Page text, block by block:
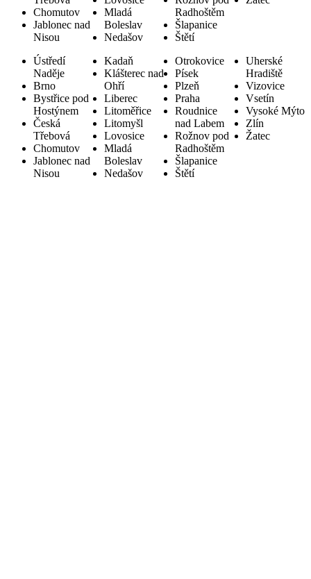
Chomutov
Jablonec nad
Nisou
Mladá
Boleslav
Nedašov
Radhoštěm
Šlapanice
Štětí
Ústředí
Naděje
Brno
Bystřice pod
Hostýnem
Česká
Třebová
Chomutov
Jablonec nad
Nisou
Kadaň
Klášterec nad
Ohří
Liberec
Litoměřice
Litomyšl
Lovosice
Mladá
Boleslav
Nedašov
Otrokovice
Písek
Plzeň
Praha
Roudnice
nad Labem
Rožnov pod
Radhoštěm
Šlapanice
Štětí
Uherské
Hradiště
Vizovice
Vsetín
Vysoké Mýto
Zlín
Žatec